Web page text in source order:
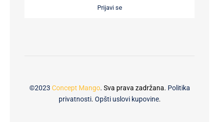
Prijavi se
©2023 Concept Mango. Sva prava zadržana. Politika
privatnosti. Opšti uslovi kupovine.